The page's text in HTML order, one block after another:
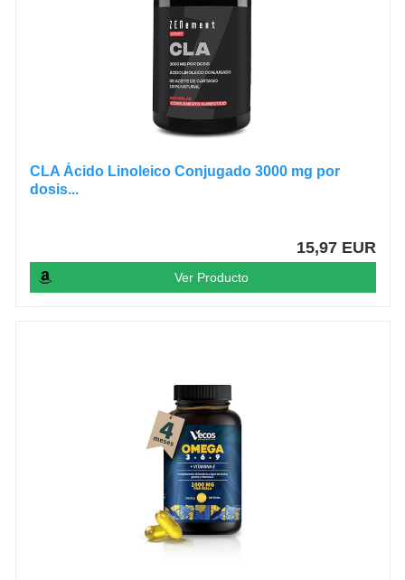
CLA Ácido Linoleico Conjugado 3000 mg por
dosis...
15,97 EUR
Ver Producto